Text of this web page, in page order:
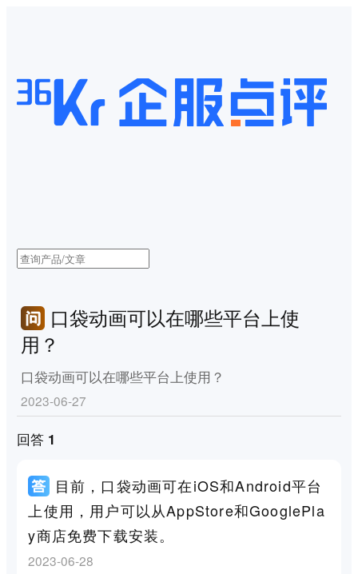
口袋动画可以在哪些平台上使
用？
口袋动画可以在哪些平台上使用？
2023-06-27
回答 1
目前，口袋动画可在iOS和Android平台
上使用，用户可以从AppStore和GooglePla
y商店免费下载安装。
2023-06-28